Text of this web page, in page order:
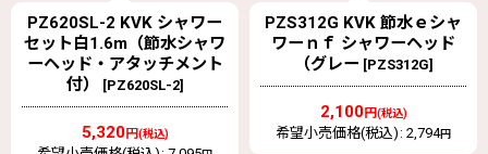
PZ620SL-2 KVK シャワー
セット白1.6m（節水シャワ
ーヘッド・アタッチメント
付）
[PZ620SL-2]
5,320円(税込)
PZS312G KVK 節水ｅシャ
ワーｎｆ シャワーヘッド
（グレー [PZS312G]
2,100円(税込)
希望小売価格(税込) : 2,794円